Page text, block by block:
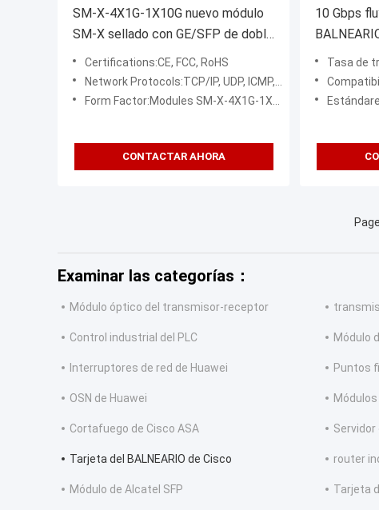
SM-X-4X1G-1X10G nuevo módulo
SM-X sellado con GE/SFP de doble
modo de 4 puertos o SFP 10G de 1
puerto listo para usar
Certifications:CE, FCC, RoHS
Network Protocols:TCP/IP, UDP, ICMP, RIP, OSPF, BGP, ISIS, MPLS, Etc.
Form Factor:Modules SM-X-4X1G-1X10G
CONTACTAR AHORA
10 Gbps
velocidad,
Tasa de
Estándares
Examinar las categorías：
Módulo óptico del transmisor-receptor
Control industrial del PLC Módulo
Interruptores de red de Huawei Puntos
OSN de Huawei
Cortafuego de Cisco ASA
Tarjeta del BALNEARIO de Cisco router
Módulo de Alcatel SFP Tarjeta